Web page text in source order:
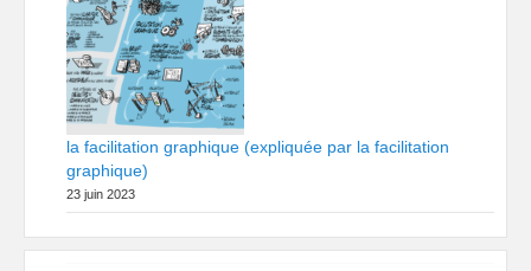
la facilitation graphique (expliquée par la facilitation
graphique)
23 juin 2023